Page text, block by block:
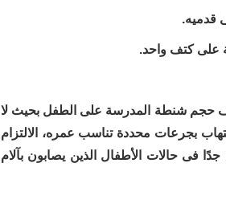
حجم شنطة المدرسة على الطفل بحيث لا
للالتهاب بجرعات محددة تناسب عمره، الالتزام
فى حالات الأطفال الذين يصابون بآلام